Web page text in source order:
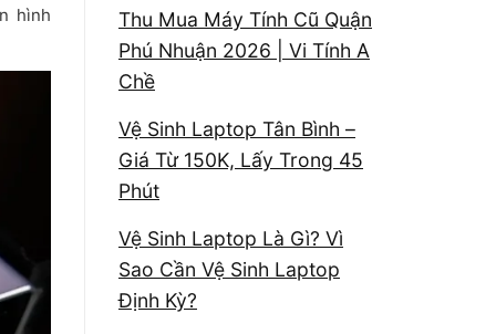
hình
Thu Mua Máy Tính Cũ Quận
Phú Nhuận 2026 | Vi Tính A
Chề
Vệ Sinh Laptop Tân Bình –
Giá Từ 150K, Lấy Trong 45
Phút
Vệ Sinh Laptop Là Gì? Vì
Sao Cần Vệ Sinh Laptop
Định Kỳ?